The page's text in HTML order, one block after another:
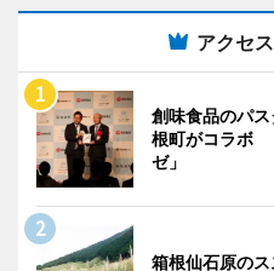
アクセ
創味食品のパ
根町がコラボ
ゼ」
箱根仙石原の